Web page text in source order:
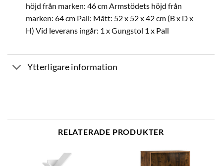
höjd från marken: 46 cm Armstödets höjd från
marken: 64 cm Pall: Mått: 52 x 52 x 42 cm (B x D x
H) Vid leverans ingår: 1 x Gungstol 1 x Pall
Ytterligare information
RELATERADE PRODUKTER